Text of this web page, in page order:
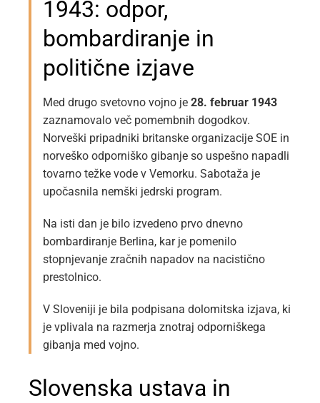
1943: odpor,
bombardiranje in
politične izjave
Med drugo svetovno vojno je 28. februar 1943
zaznamovalo več pomembnih dogodkov.
Norveški pripadniki britanske organizacije SOE in
norveško odporniško gibanje so uspešno napadli
tovarno težke vode v Vemorku. Sabotaža je
upočasnila nemški jedrski program.
Na isti dan je bilo izvedeno prvo dnevno
bombardiranje Berlina, kar je pomenilo
stopnjevanje zračnih napadov na nacistično
prestolnico.
V Sloveniji je bila podpisana dolomitska izjava, ki
je vplivala na razmerja znotraj odporniškega
gibanja med vojno.
Slovenska ustava in